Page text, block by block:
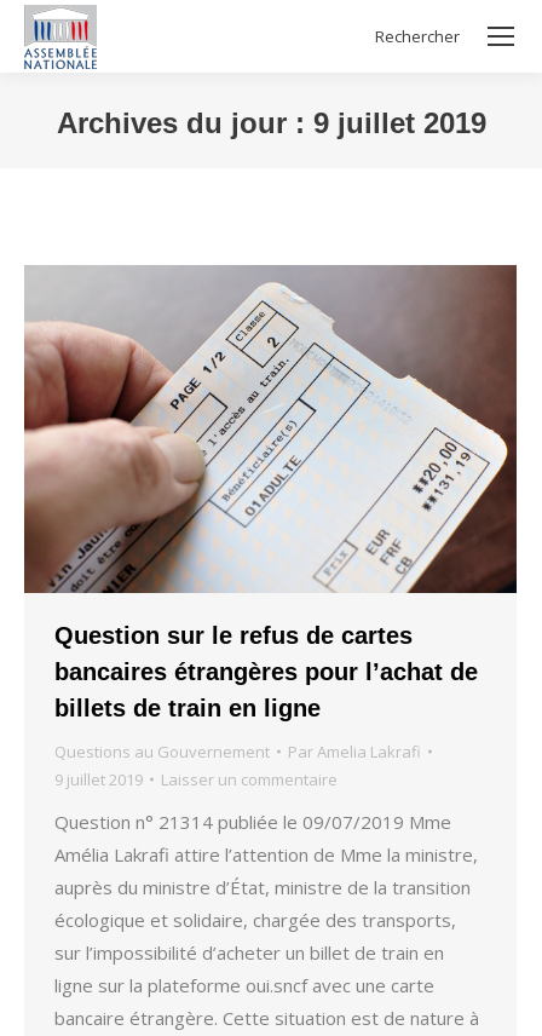
Search:
Rechercher
Archives du jour : 9 juillet 2019
Question sur le refus de cartes
bancaires étrangères pour l’achat de
billets de train en ligne
Questions au Gouvernement ParAmelia Lakrafi
9 juillet 2019
Laisser un commentaire
Question n° 21314 publiée le 09/07/2019 Mme
Amélia Lakrafi attire l’attention de Mme la ministre,
auprès du ministre d’État, ministre de la transition
écologique et solidaire, chargée des transports,
sur l’impossibilité d’acheter un billet de train en
ligne sur la plateforme oui.sncf avec une carte
bancaire étrangère. Cette situation est de nature à